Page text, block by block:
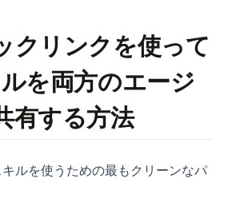
クリンクを使って
を両方のエージ
有する方法
ルを使うための最もクリーンなパ